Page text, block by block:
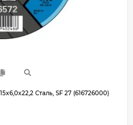
Сталь, SF 27 (616726000)